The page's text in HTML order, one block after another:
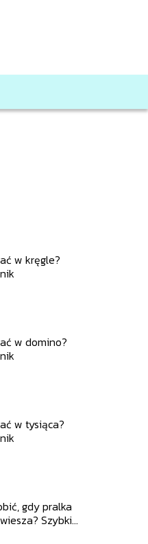
w kręgle?
w domino?
w tysiąca?
gdy pralka
Szybkie